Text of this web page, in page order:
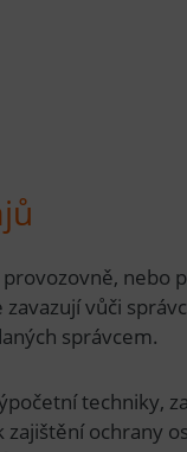
nebo
vůči
správcem.
techniky,
ochrany